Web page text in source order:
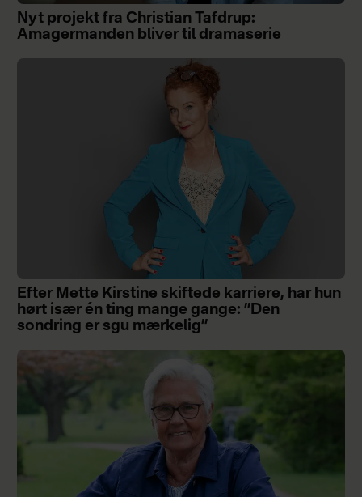
Nyt projekt fra Christian Tafdrup:
Amagermanden bliver til dramaserie
Efter Mette Kirstine skiftede karriere, har hun
hørt især én ting mange gange: ”Den
sondring er sgu mærkelig”